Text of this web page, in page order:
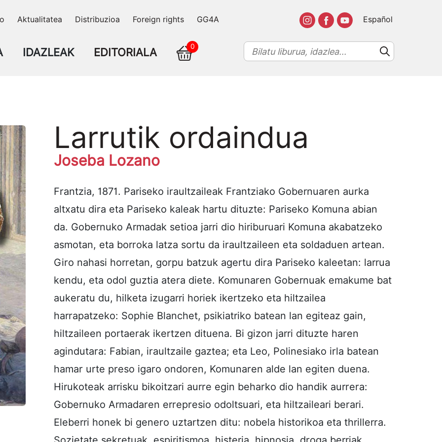
Aktualitatea Distribuzioa Foreign rights GG4A Español
IDAZLEAK EDITORIALA 0
Larrutik ordaindua
Joseba Lozano
Frantzia, 1871. Pariseko iraultzaileak Frantziako Gobernuaren aurka
altxatu dira eta Pariseko kaleak hartu dituzte: Pariseko Komuna abian
da. Gobernuko Armadak setioa jarri dio hiriburuari Komuna akabatzeko
asmotan, eta borroka latza sortu da iraultzaileen eta soldaduen artean.
Giro nahasi horretan, gorpu batzuk agertu dira Pariseko kaleetan: larrua
kendu, eta odol guztia atera diete. Komunaren Gobernuak emakume bat
aukeratu du, hilketa izugarri horiek ikertzeko eta hiltzailea
harrapatzeko: Sophie Blanchet, psikiatriko batean lan egiteaz gain,
hiltzaileen portaerak ikertzen dituena. Bi gizon jarri dituzte haren
agindutara: Fabian, iraultzaile gaztea; eta Leo, Polinesiako irla batean
hamar urte preso igaro ondoren, Komunaren alde lan egiten duena.
Hirukoteak arrisku bikoitzari aurre egin beharko dio handik aurrera:
Gobernuko Armadaren errepresio odoltsuari, eta hiltzaileari berari.
Eleberri honek bi genero uztartzen ditu: nobela historikoa eta thrillerra.